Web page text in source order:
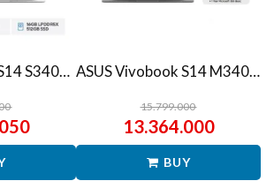
ASUS Vivobook S14 S3407QA – IPSP151M – Matte Gray ASUS Vivobook S14 M3407HA Ryzen 7 260 1TB SSD 16GB WUXGA IPS Win11+OHS
15.799.000
13.364.000
BUY